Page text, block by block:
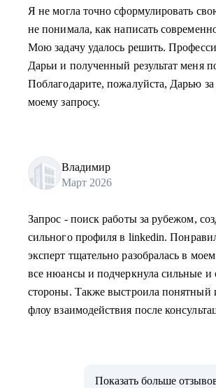
Я не могла точно сформулировать
не понимала, как написать
Мою задачу удалось решить.
Дарьи и полученный результат меня
Поблагодарите, пожалуйста, Дарью за
моему запросу.
Владимир
Март 2026
Запрос - поиск работы за рубежом,
сильного профиля в linkedin.
эксперт тщательно разобралась в
все нюансы и подчеркнула сильные и
стороны. Также выстроила понятный
флоу взаимодействия после
Показать больше